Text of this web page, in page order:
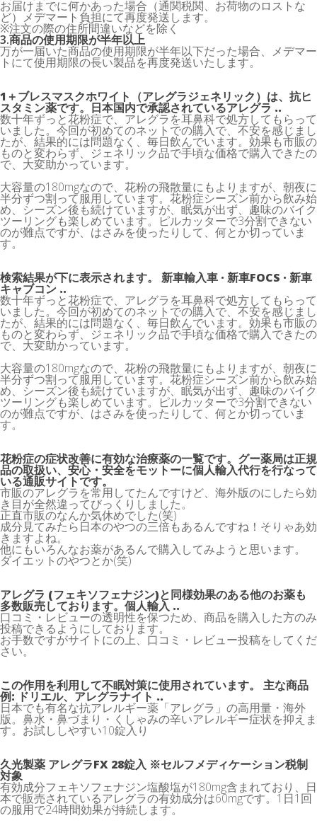
お届けまでに何かあった場合（通関税関、お荷物のロストな
ど）メデマート負担にて再度発送します。
※注文の際の住所間違いなどを除く
3.商品の使用期限が半年以上
万が一届いた商品の使用期限が半年以下だった場合、メデマー
トにて使用期限の長い製品を再度発送いたします。
1＋ブレスマスクホワイト（アレグラジェネリック）は、抗ヒ
スタミン薬です。日本国内で承認されているアレグラ ..
数十年ずっと花粉症で、アレグラを耳鼻科で処方してもらって
いました。今回が初めてのネットでの購入で、不安を感じまし
たが、結果的には問題なく、毎日飲んでいます。効果も市販の
ものと変わらず、ジェネリック品で手頃な価格で購入できたの
で、大変助かっています。
大容量の180mgなので、花粉の飛散量にもよりますが、朝夜に
半分ずつ割って服用しています。花粉症シーズン前から飲み始
め、シーズン後も続けていますが、眠気が出ず、趣味のバイク
ツーリングも楽しめています。ピルカッターで3分割できない
のが難点ですが、はさみを使ったりして、何とか切っていま
す。
検索結果が下に表示されます。 新車輸入車 · 新車FOCS · 新車
キャブコン ..
数十年ずっと花粉症で、アレグラを耳鼻科で処方してもらって
いました。今回が初めてのネットでの購入で、不安を感じまし
たが、結果的には問題なく、毎日飲んでいます。効果も市販の
ものと変わらず、ジェネリック品で手頃な価格で購入できたの
で、大変助かっています。
大容量の180mgなので、花粉の飛散量にもよりますが、朝夜に
半分ずつ割って服用しています。花粉症シーズン前から飲み始
め、シーズン後も続けていますが、眠気が出ず、趣味のバイク
ツーリングも楽しめています。ピルカッターで3分割できない
のが難点ですが、はさみを使ったりして、何とか切っていま
す。
花粉症の症状改善に有効な治療薬の一覧です。グー薬局は正規
品の取扱い、安心・安全をモットーに個人輸入代行を行なって
いる通販サイトです。
市販のアレグラを常用してたんですけど、海外版のにしたら効
き目が全然違ってびっくりしました。
正直市販のなんか気休めでした(笑)
成分見てみたら日本のやつの三倍もあるんですね！そりゃあ効
きますよね。
他にもいろんなお薬があるんで購入してみようと思います。
ダイエットのやつとか(笑)
アレグラ (フェキソフェナジン)と同様効果のある他のお薬も
多数販売しております。個人輸入 ..
口コミ・レビューの透明性を保つため、商品を購入した方のみ
投稿できるようにしております。
お手数ですがサイトにの上、口コミ・レビュー投稿をしてくだ
さい。
この作用を利用して不眠対策に使用されています。 主な商品
例: ドリエル、アレグラナイト ..
日本でも有名な抗アレルギー薬「アレグラ」の高用量・海外
版。鼻水・鼻づまり・くしゃみの辛いアレルギー症状を抑えま
す。お試ししやすい10錠入り
久光製薬 アレグラFX 28錠入 ※セルフメディケーション税制
対象
有効成分フェキソフェナジン塩酸塩が180mg含まれており、日
本で販売されているアレグラの有効成分は60mgです。1日1回
の服用で24時間効果が持続します。